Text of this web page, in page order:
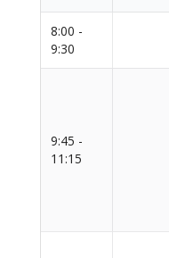
8:00 -
9:30
9:45 -
11:15